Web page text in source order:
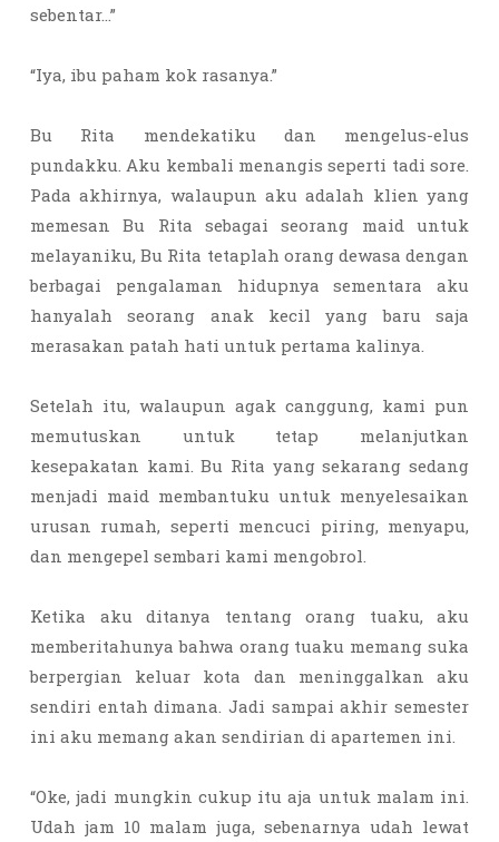
sebentar…”
“Iya, ibu paham kok rasanya.”
Bu Rita mendekatiku dan mengelus-elus
pundakku. Aku kembali menangis seperti tadi sore.
Pada akhirnya, walaupun aku adalah klien yang
memesan Bu Rita sebagai seorang maid untuk
melayaniku, Bu Rita tetaplah orang dewasa dengan
berbagai pengalaman hidupnya sementara aku
hanyalah seorang anak kecil yang baru saja
merasakan patah hati untuk pertama kalinya.
Setelah itu, walaupun agak canggung, kami pun
memutuskan untuk tetap melanjutkan
kesepakatan kami. Bu Rita yang sekarang sedang
menjadi maid membantuku untuk menyelesaikan
urusan rumah, seperti mencuci piring, menyapu,
dan mengepel sembari kami mengobrol.
Ketika aku ditanya tentang orang tuaku, aku
memberitahunya bahwa orang tuaku memang suka
berpergian keluar kota dan meninggalkan aku
sendiri entah dimana. Jadi sampai akhir semester
ini aku memang akan sendirian di apartemen ini.
“Oke, jadi mungkin cukup itu aja untuk malam ini.
Udah jam 10 malam juga, sebenarnya udah lewat